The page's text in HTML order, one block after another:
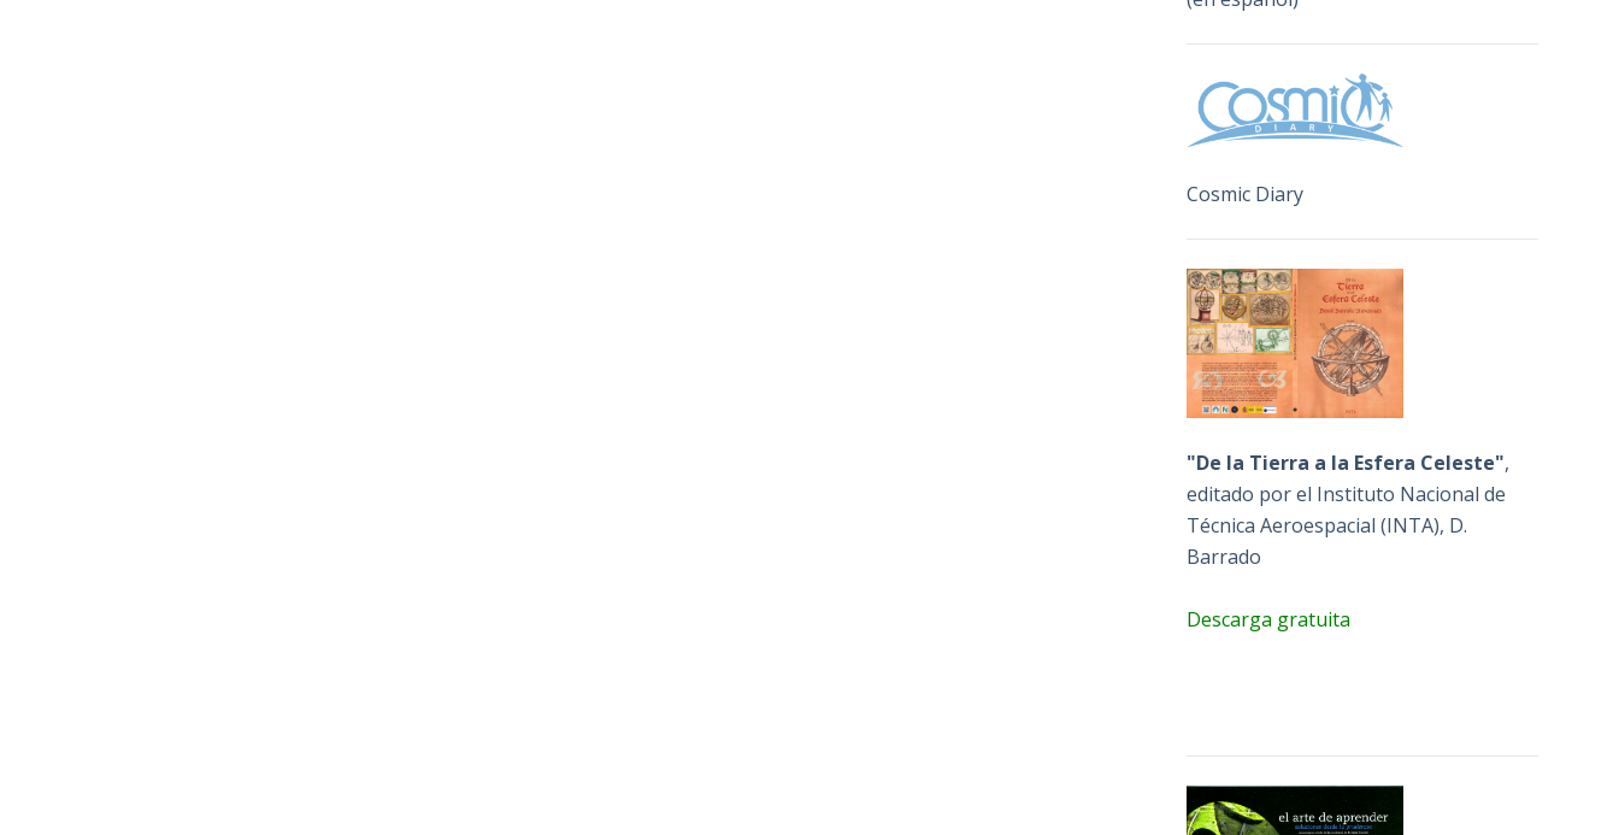
Cosmic Diary
"De la Tierra a la Esfera Celeste",
editado por el Instituto Nacional de
Técnica Aeroespacial (INTA), D.
Barrado
Descarga gratuita